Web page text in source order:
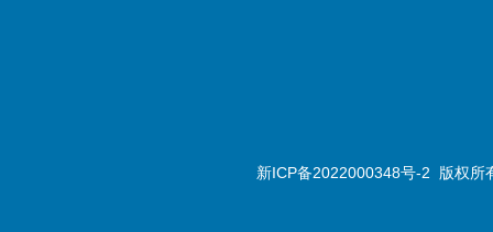
新ICP备2022000348号-2 版权所